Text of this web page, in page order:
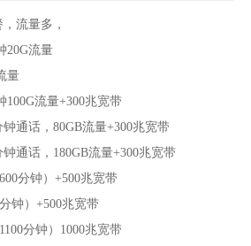
流量多，
20G流量
量
100G流量+300兆宽带
通话，80GB流量+300兆宽带
通话，180GB流量+300兆宽带
分钟）+500兆宽带
钟）+500兆宽带
分钟）1000兆宽带